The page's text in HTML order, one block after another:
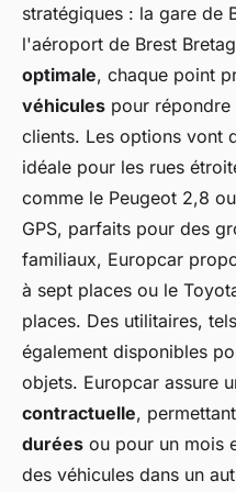
stratégiques : la gare de
l'aéroport de Brest
optimale, chaque point
véhicules pour répondre
clients. Les options vont
idéale pour les rues
comme le Peugeot 2,8
GPS, parfaits pour des
familiaux, Europcar
à sept places ou le
places. Des utilitaires,
également disponibles
objets. Europcar assure
contractuelle,
durées ou pour un mois
des véhicules dans un